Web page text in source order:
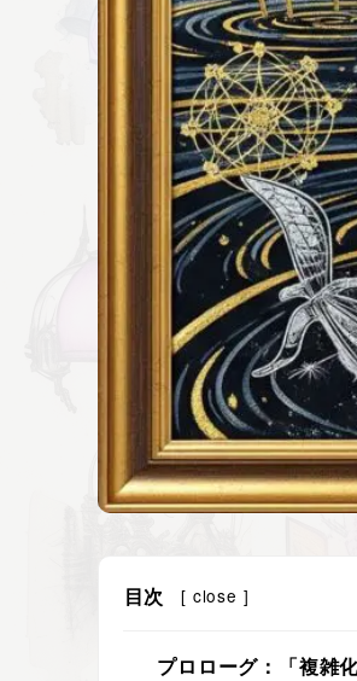
目次 [ close ]
プロローグ：「複雑